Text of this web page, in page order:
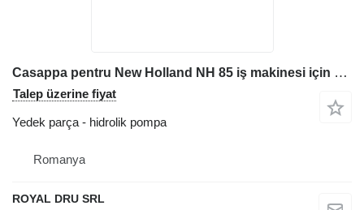
Casappa pentru New Holland NH 85 iş makinesi için Kazıcı Hidrolik Pompa
Talep üzerine fiyat
Yedek parça - hidrolik pompa
Romanya
ROYAL DRU SRL